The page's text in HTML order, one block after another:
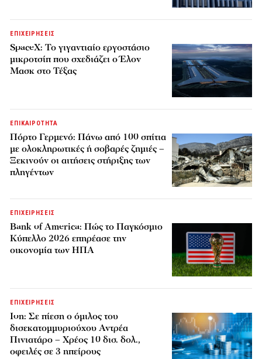
ΕΠΙΧΕΙΡΗΣΕΙΣ
SpaceX: Το γιγαντιαίο εργοστάσιο
μικροτσίπ που σχεδιάζει ο Έλον
Μασκ στο Τέξας
ΕΠΙΚΑΙΡΟΤΗΤΑ
Πόρτο Γερμενό: Πάνω από 100 σπίτια
με ολοκληρωτικές ή σοβαρές ζημιές –
Ξεκινούν οι αιτήσεις στήριξης των
πληγέντων
ΕΠΙΧΕΙΡΗΣΕΙΣ
Bank of America: Πώς το Παγκόσμιο
Κύπελλο 2026 επηρέασε την
οικονομία των ΗΠΑ
ΕΠΙΧΕΙΡΗΣΕΙΣ
Ion: Σε πίεση ο όμιλος του
δισεκατομμυριούχου Αντρέα
Πινιατάρο – Χρέος 10 δισ. δολ.,
οφειλές σε 3 ηπείρους